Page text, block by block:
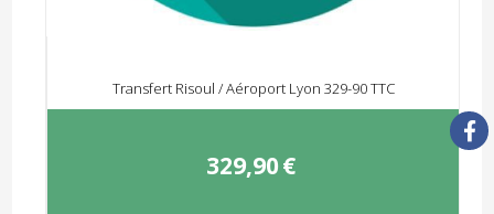
Transfert Risoul / Aéroport Lyon 329-90 TTC
329,90€